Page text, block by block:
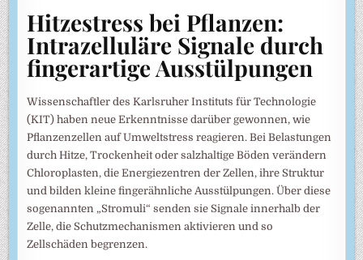
Hitzestress bei Pflanzen:
Intrazelluläre Signale durch
fingerartige Ausstülpungen
Wissenschaftler des Karlsruher Instituts für Technologie
(KIT) haben neue Erkenntnisse darüber gewonnen, wie
Pflanzenzellen auf Umweltstress reagieren. Bei Belastungen
durch Hitze, Trockenheit oder salzhaltige Böden verändern
Chloroplasten, die Energiezentren der Zellen, ihre Struktur
und bilden kleine fingerähnliche Ausstülpungen. Über diese
sogenannten „Stromuli“ senden sie Signale innerhalb der
Zelle, die Schutzmechanismen aktivieren und so
Zellschäden begrenzen.